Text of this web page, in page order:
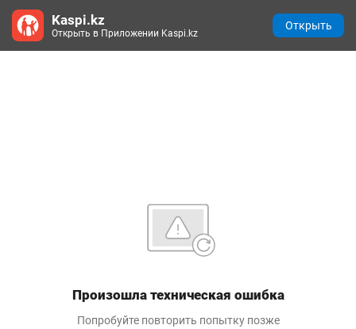
Произошла техническая ошибка
Попробуйте повторить попытку позже
Kaspi.kz
Открыть в Приложении Kaspi.kz
Открыть